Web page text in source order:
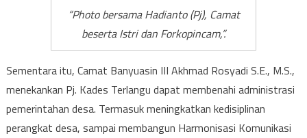
“Photo bersama Hadianto (Pj), Camat
beserta Istri dan Forkopincam,”.
Sementara itu, Camat Banyuasin III Akhmad Rosyadi S.E., M.S.,
menekankan Pj. Kades Terlangu dapat membenahi administrasi
pemerintahan desa. Termasuk meningkatkan kedisiplinan
perangkat desa, sampai membangun Harmonisasi Komunikasi